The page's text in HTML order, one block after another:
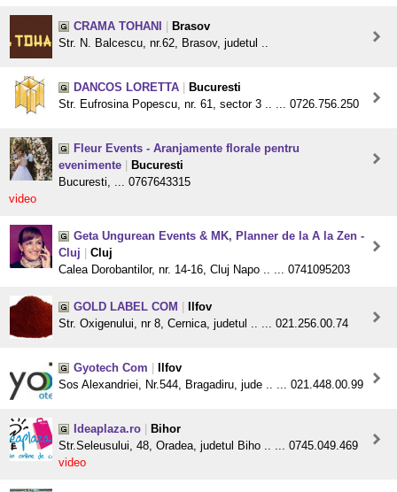
CRAMA TOHANI
Brasov
Str. N. Balcescu, nr.62, Brasov, judetul ..
DANCOS LORETTA
Bucuresti
Str. Eufrosina Popescu, nr. 61, sector 3 .. ... 0726.756.250
Fleur Events - Aranjamente florale pentru
evenimente
Bucuresti
Bucuresti, ... 0767643315
video
Geta Ungurean Events & MK, Planner de la A la Zen -
Cluj
Cluj
Calea Dorobantilor, nr. 14-16, Cluj Napo .. ... 0741095203
GOLD LABEL COM
Ilfov
Str. Oxigenului, nr 8, Cernica, judetul .. ... 021.256.00.74
Gyotech Com
Ilfov
Sos Alexandriei, Nr.544, Bragadiru, jude .. ... 021.448.00.99
Ideaplaza.ro
Bihor
Str.Seleusului, 48, Oradea, judetul Biho .. ... 0745.049.469
video